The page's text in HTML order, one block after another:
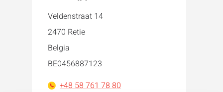
Veldenstraat 14
2470 Retie
Belgia
BE0456887123
+48 58 761 78 80